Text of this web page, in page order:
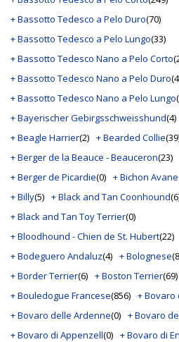
+ Bassotto Tedesco a Pelo Duro(70)
+ Bassotto Tedesco a Pelo Lungo(33)
+ Bassotto Tedesco Nano a Pelo Corto
+ Bassotto Tedesco Nano a Pelo Duro
+ Bassotto Tedesco Nano a Pelo Lungo
+ Bayerischer Gebirgsschweisshund(4)
+ Beagle Harrier(2) + Bearded Collie
+ Berger de la Beauce - Beauceron(23)
+ Berger de Picardie(0) + Bichon
+ Billy(5) + Black and Tan Coonhound
+ Black and Tan Toy Terrier(0)
+ Bloodhound - Chien de St. Hubert(22)
+ Bodeguero Andaluz(4) + Bolognese
+ Border Terrier(6) + Boston Terrier(69)
+ Bouledogue Francese(856) + Bovaro
+ Bovaro delle Ardenne(0) + Bovaro
+ Bovaro di Appenzell(0) + Bovaro di